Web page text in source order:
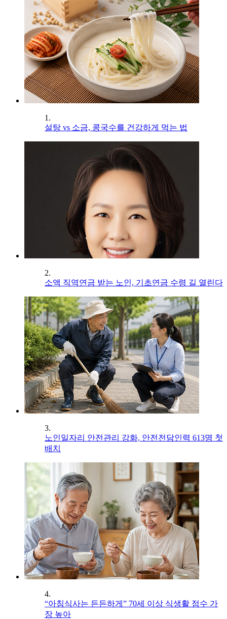
1.
설탕 vs 소금, 콩국수를 건강하게 먹는 법
2.
소액 직역연금 받는 노인, 기초연금 수령 길 열린다
3.
노인일자리 안전관리 강화, 안전전담인력 613명 첫
배치
4.
“아침식사는 든든하게” 70세 이상 식생활 점수 가
장 높아